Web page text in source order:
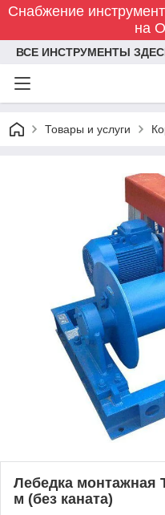
Снабжение
на
ВСЕ ИНСТРУМЕНТЫ
Товары и услуги
Лебедка монтажная
м (без каната)